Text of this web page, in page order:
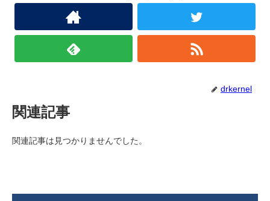
drkernel
関連記事
関連記事は見つかりませんでした。